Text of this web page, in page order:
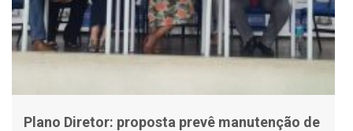
Plano Diretor: proposta prevê manutenção de